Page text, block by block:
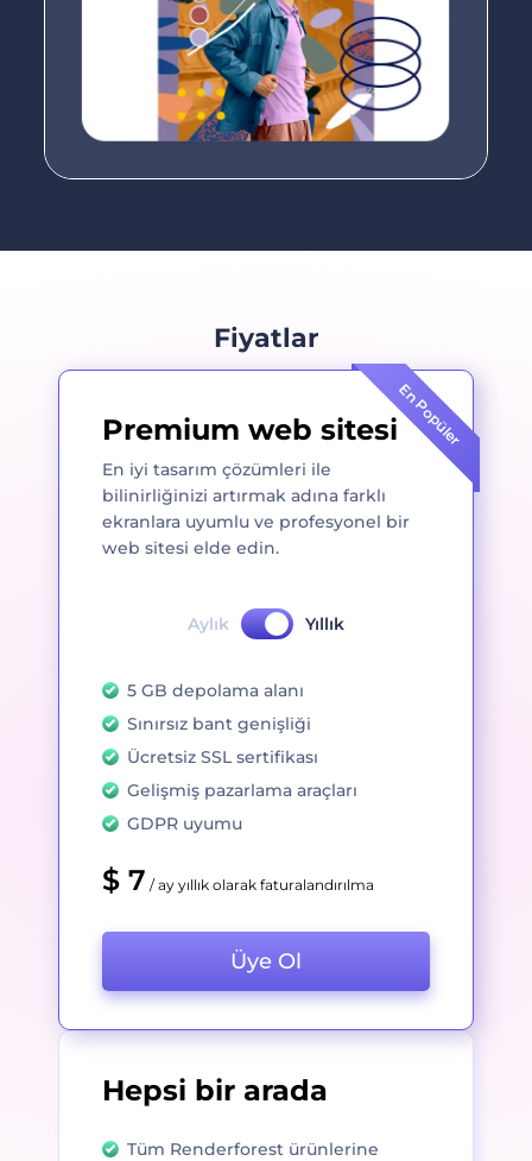
Fiyatlar
Premium web sitesi
En iyi tasarım çözümleri ile
bilinirliğinizi artırmak adına farklı
ekranlara uyumlu ve profesyonel bir
web sitesi elde edin.
Aylık Yıllık
5 GB depolama alanı
Sınırsız bant genişliği
Ücretsiz SSL sertifikası
Gelişmiş pazarlama araçları
GDPR uyumu
$ 7 / ay yıllık olarak faturalandırılma
Üye Ol
En Popüler
Hepsi bir arada
Tüm Renderforest ürünlerine